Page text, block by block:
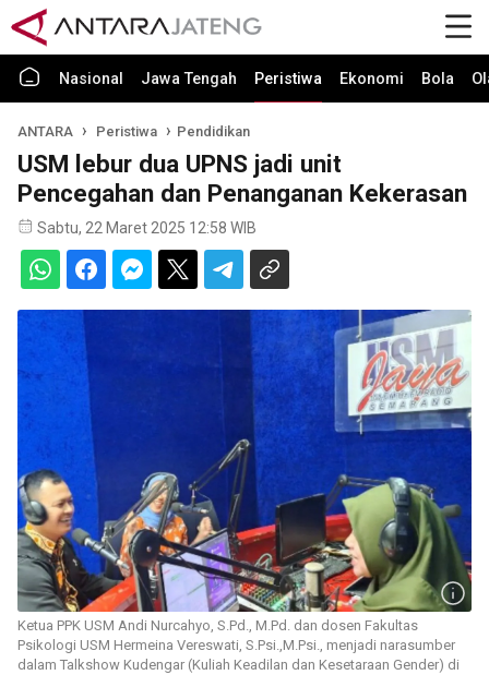
Nasional Jawa Tengah Peristiwa Ekonomi Bola
ANTARA Peristiwa Pendidikan
USM lebur dua UPNS jadi unit
Pencegahan dan Penanganan Kekerasan
Sabtu, 22 Maret 2025 12:58 WIB
Ketua PPK USM Andi Nurcahyo, S.Pd., M.Pd. dan dosen Fakultas
Psikologi USM Hermeina Vereswati, S.Psi.,M.Psi., menjadi narasumber
dalam Talkshow Kudengar (Kuliah Keadilan dan Kesetaraan Gender) di